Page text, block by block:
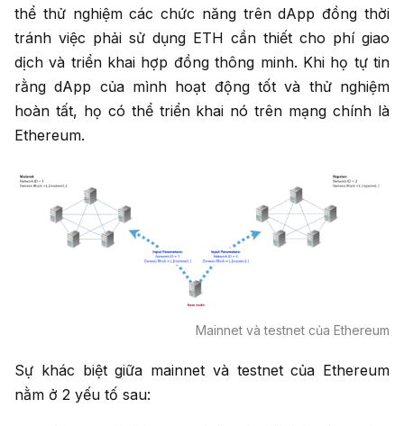
thể thử nghiệm các chức năng trên dApp đồng thời
tránh việc phải sử dụng ETH cần thiết cho phí giao
dịch và triển khai hợp đồng thông minh. Khi họ tự tin
rằng dApp của mình hoạt động tốt và thử nghiệm
hoàn tất, họ có thể triển khai nó trên mạng chính là
Ethereum.
Mainnet và testnet của Ethereum
Sự khác biệt giữa mainnet và testnet của Ethereum
nằm ở 2 yếu tố sau: